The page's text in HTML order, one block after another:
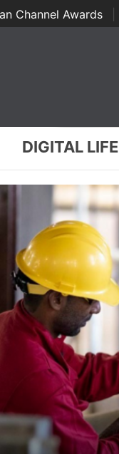
Channel Awards
DIGITAL LIFE